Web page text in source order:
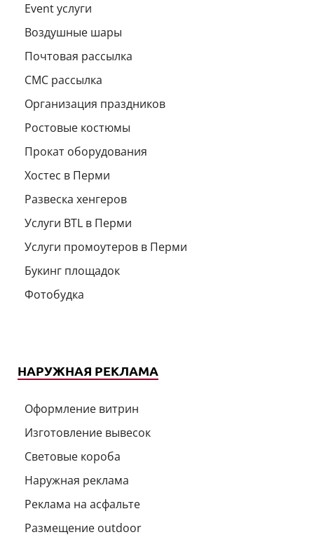
Event услуги
Воздушные шары
Почтовая рассылка
СМС рассылка
Организация праздников
Ростовые костюмы
Прокат оборудования
Хостес в Перми
Развеска хенгеров
Услуги BTL в Перми
Услуги промоутеров в Перми
Букинг площадок
Фотобудка
НАРУЖНАЯ РЕКЛАМА
Оформление витрин
Изготовление вывесок
Световые короба
Наружная реклама
Реклама на асфальте
Размещение outdoor